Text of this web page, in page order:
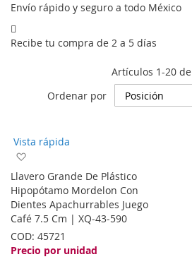
Envío rápido y seguro a todo México
Recibe tu compra de 2 a 5 días
Artículos 1-20de
Ordenar por
Vista rápida
la
lista
de
deseos
Llavero Grande De Plástico
Hipopótamo Mordelon Con
Dientes Apachurrables Juego
Café 7.5 Cm | XQ-43-590
COD: 45721
Precio por unidad